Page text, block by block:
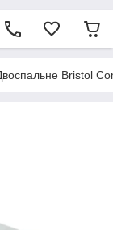
Bristol